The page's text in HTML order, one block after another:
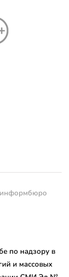
по надзору в
и массовых